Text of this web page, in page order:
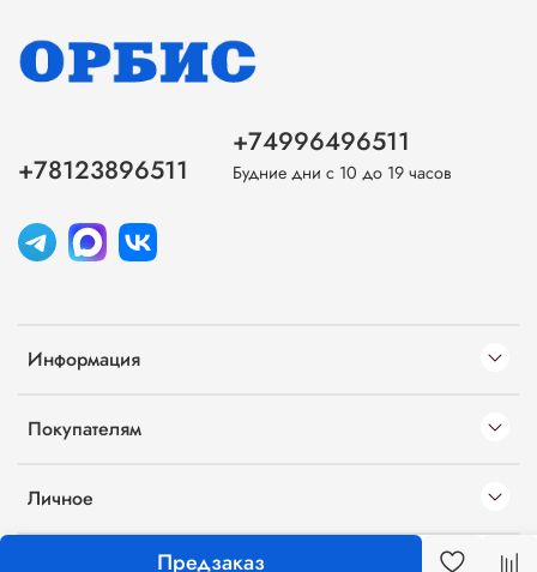
Предзаказ
Информация
Покупателям
Личное
+78123896511
+74996496511
Будние дни с 10 до 19 часов